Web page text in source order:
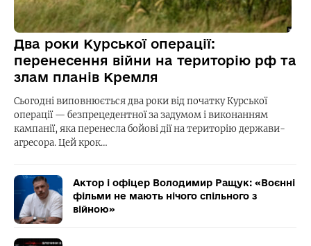
Два роки Курської операції:
перенесення війни на територію рф та
злам планів Кремля
Сьогодні виповнюється два роки від початку Курської
операції — безпрецедентної за задумом і виконанням
кампанії, яка перенесла бойові дії на територію держави-
агресора. Цей крок…
Актор і офіцер Володимир Ращук: «Воєнні
фільми не мають нічого спільного з
війною»